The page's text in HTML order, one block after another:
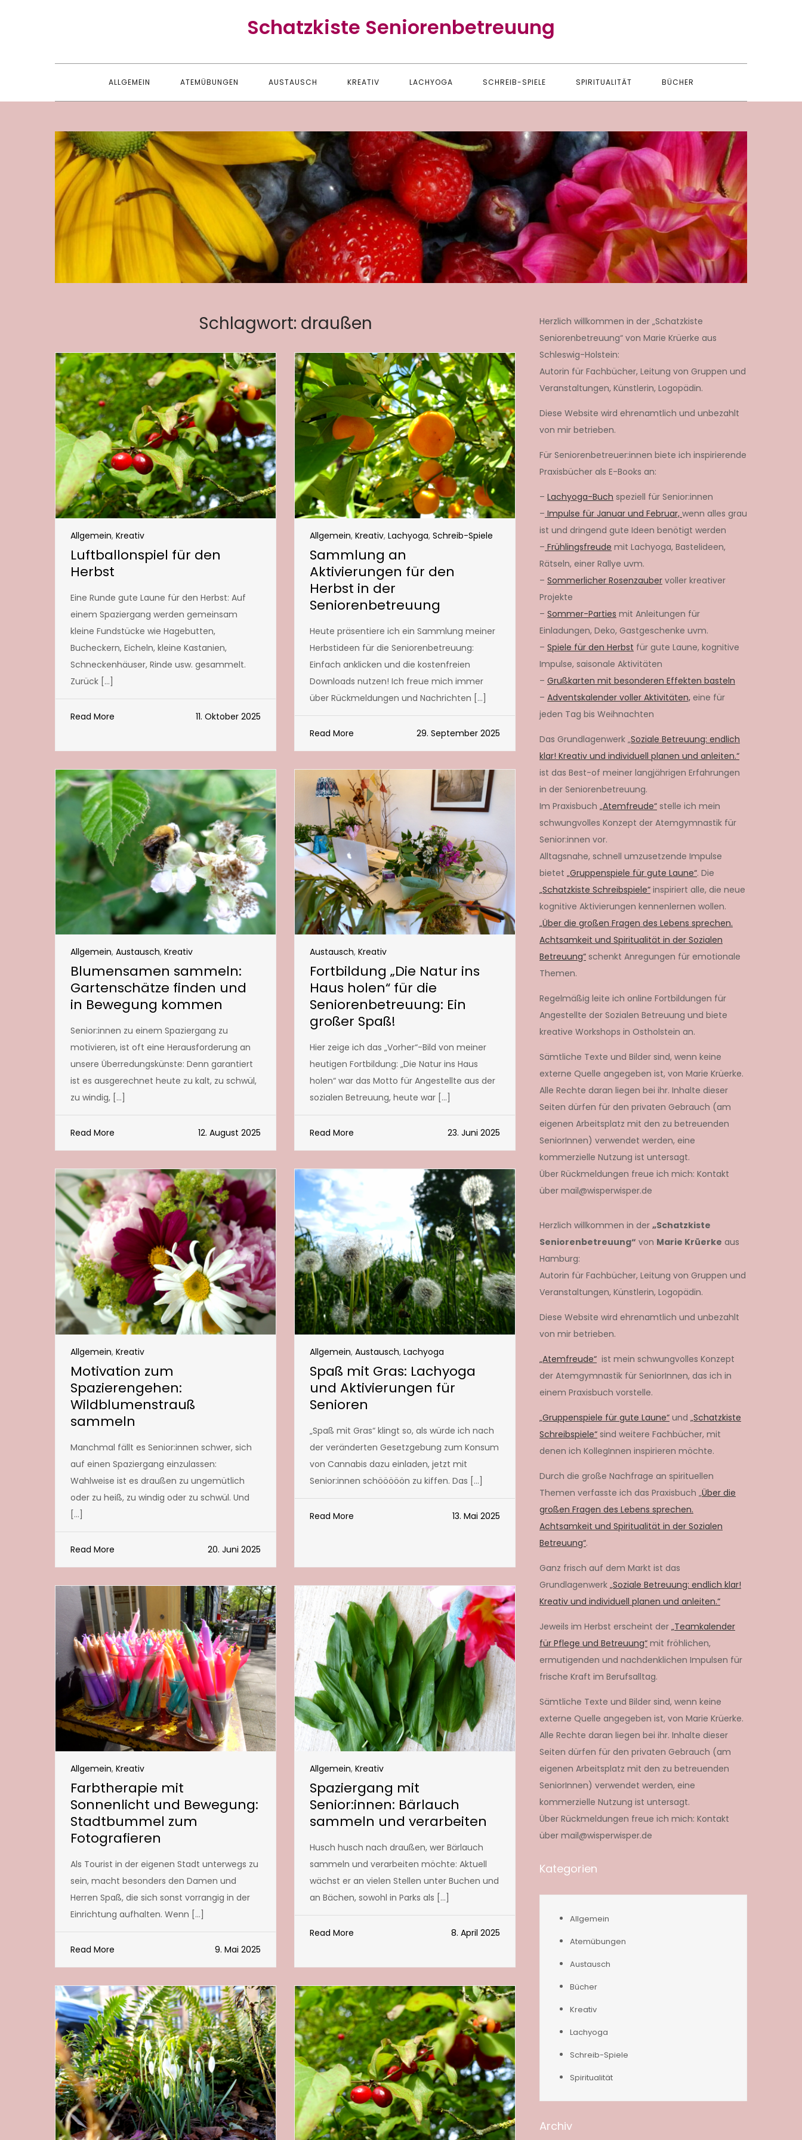
Schatzkiste Seniorenbetreuung
ALLGEMEIN ATEMÜBUNGEN AUSTAUSCH KREATIV LACHYOGA SCHREIB-SPIELE SPIRITUALITÄT BÜCHER
Schlagwort: draußen
Allgemein, Kreativ
Luftballonspiel für den
Herbst
Eine Runde gute Laune für den Herbst: Auf
einem Spaziergang werden gemeinsam
kleine Fundstücke wie Hagebutten,
Bucheckern, Eicheln, kleine Kastanien,
Schneckenhäuser, Rinde usw. gesammelt.
Zurück […]
Read More 11. Oktober 2025
Allgemein, Kreativ, Lachyoga, Schreib-Spiele
Sammlung an
Aktivierungen für den
Herbst in der
Seniorenbetreuung
Heute präsentiere ich ein Sammlung meiner
Herbstideen für die Seniorenbetreuung:
Einfach anklicken und die kostenfreien
Downloads nutzen! Ich freue mich immer
über Rückmeldungen und Nachrichten […]
Read More 29. September 2025
Allgemein, Austausch, Kreativ
Blumensamen sammeln:
Gartenschätze finden und
in Bewegung kommen
Senior:innen zu einem Spaziergang zu
motivieren, ist oft eine Herausforderung an
unsere Überredungskünste: Denn garantiert
ist es ausgerechnet heute zu kalt, zu schwül,
zu windig, […]
Read More 12. August 2025
Austausch, Kreativ
Fortbildung „Die Natur ins
Haus holen“ für die
Seniorenbetreuung: Ein
großer Spaß!
Hier zeige ich das „Vorher“-Bild von meiner
heutigen Fortbildung: „Die Natur ins Haus
holen“ war das Motto für Angestellte aus der
sozialen Betreuung, heute war […]
Read More 23. Juni 2025
Allgemein, Kreativ
Motivation zum
Spazierengehen:
Wildblumenstrauß
sammeln
Manchmal fällt es Senior:innen schwer, sich
auf einen Spaziergang einzulassen:
Wahlweise ist es draußen zu ungemütlich
oder zu heiß, zu windig oder zu schwül. Und
[…]
Read More 20. Juni 2025
Allgemein, Austausch, Lachyoga
Spaß mit Gras: Lachyoga
und Aktivierungen für
Senioren
„Spaß mit Gras“ klingt so, als würde ich nach
der veränderten Gesetzgebung zum Konsum
von Cannabis dazu einladen, jetzt mit
Senior:innen schööööön zu kiffen. Das […]
Read More 13. Mai 2025
Allgemein, Kreativ
Farbtherapie mit
Sonnenlicht und Bewegung:
Stadtbummel zum
Fotografieren
Als Tourist in der eigenen Stadt unterwegs zu
sein, macht besonders den Damen und
Herren Spaß, die sich sonst vorrangig in der
Einrichtung aufhalten. Wenn […]
Read More 9. Mai 2025
Allgemein, Kreativ
Spaziergang mit
Senior:innen: Bärlauch
sammeln und verarbeiten
Husch husch nach draußen, wer Bärlauch
sammeln und verarbeiten möchte: Aktuell
wächst er an vielen Stellen unter Buchen und
an Bächen, sowohl in Parks als […]
Read More 8. April 2025
Herzlich willkommen in der „Schatzkiste
Seniorenbetreuung“ von Marie Krüerke aus
Schleswig-Holstein:
Autorin für Fachbücher, Leitung von Gruppen und
Veranstaltungen, Künstlerin, Logopädin.
Diese Website wird ehrenamtlich und unbezahlt
von mir betrieben.
Für Seniorenbetreuer:innen biete ich inspirierende
Praxisbücher als E-Books an:
– Lachyoga-Buch speziell für Senior:innen
– Impulse für Januar und Februar, wenn alles grau
ist und dringend gute Ideen benötigt werden
– Frühlingsfreude mit Lachyoga, Bastelideen,
Rätseln, einer Rallye uvm.
– Sommerlicher Rosenzauber voller kreativer
Projekte
– Sommer-Parties mit Anleitungen für
Einladungen, Deko, Gastgeschenke uvm.
– Spiele für den Herbst für gute Laune, kognitive
Impulse, saisonale Aktivitäten
– Grußkarten mit besonderen Effekten basteln
– Adventskalender voller Aktivitäten, eine für
jeden Tag bis Weihnachten
Das Grundlagenwerk „Soziale Betreuung: endlich
klar! Kreativ und individuell planen und anleiten.“
ist das Best-of meiner langjährigen Erfahrungen
in der Seniorenbetreuung.
Im Praxisbuch „Atemfreude“ stelle ich mein
schwungvolles Konzept der Atemgymnastik für
Senior:innen vor.
Alltagsnahe, schnell umzusetzende Impulse
bietet „Gruppenspiele für gute Laune“. Die
„Schatzkiste Schreibspiele“ inspiriert alle, die neue
kognitive Aktivierungen kennenlernen wollen.
„Über die großen Fragen des Lebens sprechen.
Achtsamkeit und Spiritualität in der Sozialen
Betreuung“ schenkt Anregungen für emotionale
Themen.
Regelmäßig leite ich online Fortbildungen für
Angestellte der Sozialen Betreuung und biete
kreative Workshops in Ostholstein an.
Sämtliche Texte und Bilder sind, wenn keine
externe Quelle angegeben ist, von Marie Krüerke.
Alle Rechte daran liegen bei ihr. Inhalte dieser
Seiten dürfen für den privaten Gebrauch (am
eigenen Arbeitsplatz mit den zu betreuenden
SeniorInnen) verwendet werden, eine
kommerzielle Nutzung ist untersagt.
Über Rückmeldungen freue ich mich: Kontakt
über mail@wisperwisper.de
Herzlich willkommen in der „Schatzkiste
Seniorenbetreuung“ von Marie Krüerke aus
Hamburg:
Autorin für Fachbücher, Leitung von Gruppen und
Veranstaltungen, Künstlerin, Logopädin.
Diese Website wird ehrenamtlich und unbezahlt
von mir betrieben.
„Atemfreude“ ist mein schwungvolles Konzept
der Atemgymnastik für SeniorInnen, das ich in
einem Praxisbuch vorstelle.
„Gruppenspiele für gute Laune“ und „Schatzkiste
Schreibspiele“ sind weitere Fachbücher, mit
denen ich KollegInnen inspirieren möchte.
Durch die große Nachfrage an spirituellen
Themen verfasste ich das Praxisbuch „Über die
großen Fragen des Lebens sprechen.
Achtsamkeit und Spiritualität in der Sozialen
Betreuung“.
Ganz frisch auf dem Markt ist das
Grundlagenwerk „Soziale Betreuung: endlich klar!
Kreativ und individuell planen und anleiten.“
Jeweils im Herbst erscheint der „Teamkalender
für Pflege und Betreuung“ mit fröhlichen,
ermutigenden und nachdenklichen Impulsen für
frische Kraft im Berufsalltag.
Sämtliche Texte und Bilder sind, wenn keine
externe Quelle angegeben ist, von Marie Krüerke.
Alle Rechte daran liegen bei ihr. Inhalte dieser
Seiten dürfen für den privaten Gebrauch (am
eigenen Arbeitsplatz mit den zu betreuenden
SeniorInnen) verwendet werden, eine
kommerzielle Nutzung ist untersagt.
Über Rückmeldungen freue ich mich: Kontakt
über mail@wisperwisper.de
Kategorien
Allgemein
Atemübungen
Austausch
Bücher
Kreativ
Lachyoga
Schreib-Spiele
Spiritualität
Archiv